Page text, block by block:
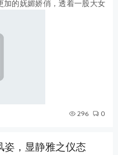
加的妩媚娇俏，透着一股大女
296 0
姿，显静雅之仪态